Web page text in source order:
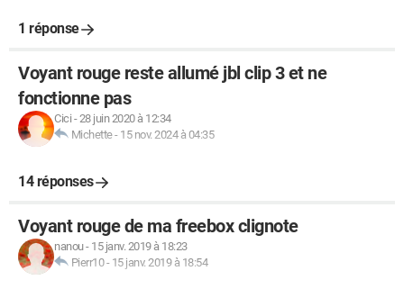
1 réponse
Voyant rouge reste allumé jbl clip 3 et ne
fonctionne pas
Cici -28 juin 2020 à 12:34
Michette- 15 nov. 2024 à 04:35
14 réponses
Voyant rouge de ma freebox clignote
nanou- 15 janv. 2019 à 18:23
Pierr10- 15 janv. 2019 à 18:54